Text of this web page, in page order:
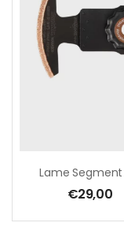
€29,00